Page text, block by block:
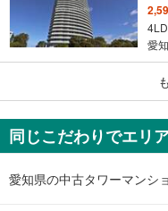
愛
プ
同じこだわりでエリ
愛知県の中古タワーマンシ